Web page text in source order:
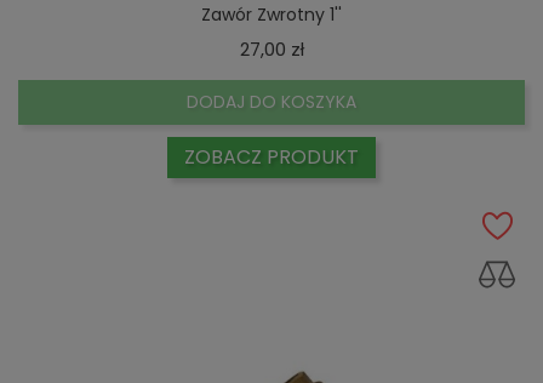
Zawór Zwrotny 1''
27,00 złCena
DODAJ DO KOSZYKA
ZOBACZ PRODUKT